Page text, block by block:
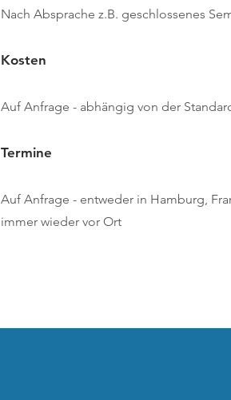
Nach Absprache z.B. geschlossenes
Kosten
Auf Anfrage - abhängig von der
Termine
Auf Anfrage - entweder in Hamburg,
immer wieder vor Ort